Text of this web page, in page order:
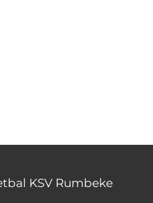
KSV Rumbeke